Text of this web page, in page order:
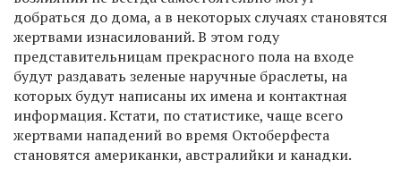
добраться до дома, а в некоторых случаях становятся
жертвами изнасилований. В этом году
представительницам прекрасного пола на входе
будут раздавать зеленые наручные браслеты, на
которых будут написаны их имена и контактная
информация. Кстати, по статистике, чаще всего
жертвами нападений во время Октоберфеста
становятся американки, австралийки и канадки.